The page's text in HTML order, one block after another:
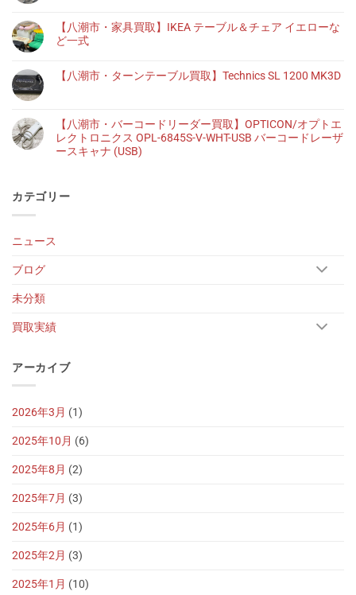
【八潮市・家具買取】IKEA テーブル＆チェア イエローな
ど一式
【八潮市・ターンテーブル買取】Technics SL 1200 MK3D
【八潮市・バーコードリーダー買取】OPTICON/オプトエ
レクトロニクス OPL-6845S-V-WHT-USB バーコードレーザ
ースキャナ (USB)
カテゴリー
ニュース
ブログ
未分類
買取実績
アーカイブ
2026年3月 (1)
2025年10月 (6)
2025年8月 (2)
2025年7月 (3)
2025年6月 (1)
2025年2月 (3)
2025年1月 (10)